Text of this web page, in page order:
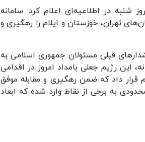
شنبه در اطلاعیه‌ای اعلام کرد: سامانه
تهران، خوزستان و ایلام را رهگیری و
قبلی مسئولان جمهوری اسلامی به
این رژیم جعلی بامداد امروز در اقدامی
قرار داد که ضمن رهگیری و مقابله موفق
به برخی از نقاط وارد شده که ابعاد